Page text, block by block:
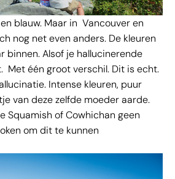
blauw. Maar in Vancouver en
nog net even anders. De kleuren
binnen. Alsof je hallucinerende
Met één groot verschil. Dit is echt.
Intense kleuren, puur
van deze zelfde moeder aarde.
Squamish of Cowhichan geen
om dit te kunnen